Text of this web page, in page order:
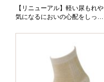
【リニューアル】軽い尿もれや
気になるにおいの心配をしっか